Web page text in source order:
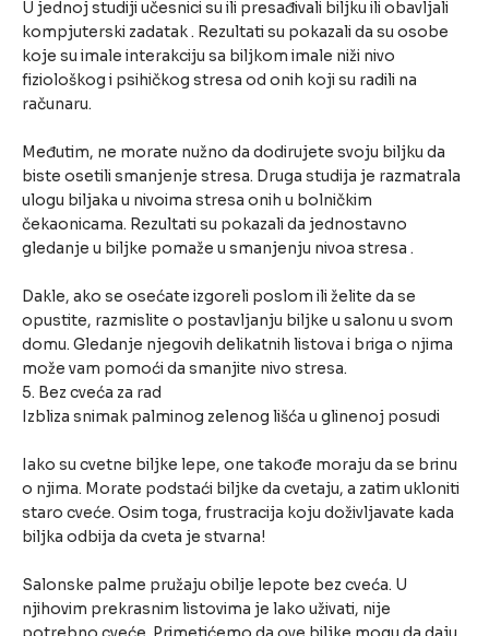
U jednoj studiji učesnici su ili presađivali biljku ili obavljali
kompjuterski zadatak . Rezultati su pokazali da su osobe
koje su imale interakciju sa biljkom imale niži nivo
fiziološkog i psihičkog stresa od onih koji su radili na
računaru.
Međutim, ne morate nužno da dodirujete svoju biljku da
biste osetili smanjenje stresa. Druga studija je razmatrala
ulogu biljaka u nivoima stresa onih u bolničkim
čekaonicama. Rezultati su pokazali da jednostavno
gledanje u biljke pomaže u smanjenju nivoa stresa .
Dakle, ako se osećate izgoreli poslom ili želite da se
opustite, razmislite o postavljanju biljke u salonu u svom
domu. Gledanje njegovih delikatnih listova i briga o njima
može vam pomoći da smanjite nivo stresa.
5. Bez cveća za rad
Izbliza snimak palminog zelenog lišća u glinenoj posudi
Iako su cvetne biljke lepe, one takođe moraju da se brinu
o njima. Morate podstaći biljke da cvetaju, a zatim ukloniti
staro cveće. Osim toga, frustracija koju doživljavate kada
biljka odbija da cveta je stvarna!
Salonske palme pružaju obilje lepote bez cveća. U
njihovim prekrasnim listovima je lako uživati, nije